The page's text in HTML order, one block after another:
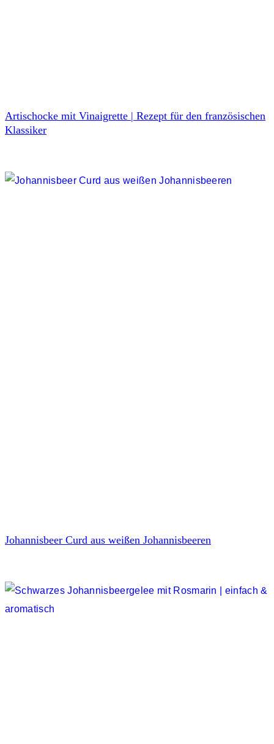
Artischocke mit Vinaigrette | Rezept für den französischen
Klassiker
Johannisbeer Curd aus weißen Johannisbeeren